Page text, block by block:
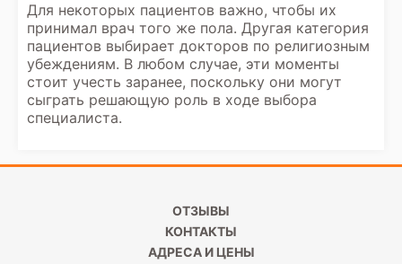
Для некоторых пациентов важно, чтобы их
принимал врач того же пола. Другая категория
пациентов выбирает докторов по религиозным
убеждениям. В любом случае, эти моменты
стоит учесть заранее, поскольку они могут
сыграть решающую роль в ходе выбора
специалиста.
ОТЗЫВЫ
КОНТАКТЫ
АДРЕСА И ЦЕНЫ